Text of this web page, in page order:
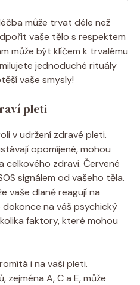
může trvat déle než
vaše tělo s respektem
může být klíčem k trvalému
jednoduché rituály
vaše smysly!
pleti
v udržení zdravé pleti.
opomíjené, mohou
zdraví. Červené
signálem od vašeho těla.
vaše dlaně reagují na
na váš psychický
faktory, které mohou
i na vaši pleti.
A, C a E, může